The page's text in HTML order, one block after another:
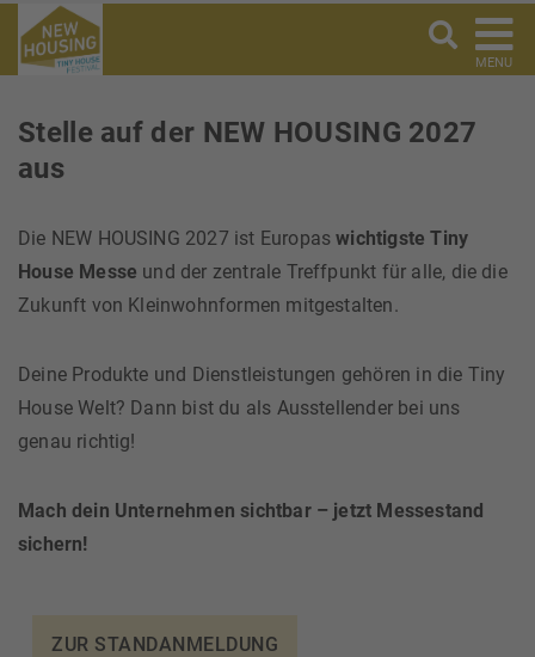
MENU
Stelle auf der NEW HOUSING 2027
aus
Die NEW HOUSING 2027 ist Europaswichtigste Tiny
House Messe und der zentrale Treffpunkt für alle, die die
Zukunft von Kleinwohnformen mitgestalten.
Deine Produkte und Dienstleistungen gehören in die Tiny
House Welt? Dann bist du als Ausstellender bei uns
genau richtig!
Mach dein Unternehmen sichtbar – jetzt Messestand
sichern!
ZUR STANDANMELDUNG